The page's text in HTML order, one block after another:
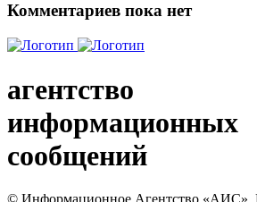
Комментариев пока нет
агентство
информационных
сообщений
© Информационное Агентство «АИС».